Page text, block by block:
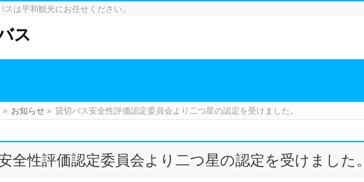
は平和観光にお任せください。
ス
» お知らせ » 貸切バス安全性評価認定委員会より二つ星の認定を受けました。
全性評価認定委員会より二つ星の認定を受けました。